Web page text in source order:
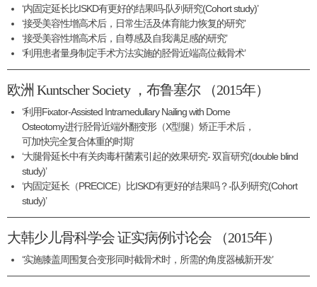
‘内固定延长比ISKD有更好的结果吗-队列研究(Cohort study)’
‘接受美容性增高术后，日常生活及体育能力恢复的研究’
‘接受美容性增高术后，自尊感及自我满足感的研究’
‘利用患者量身制定手术方法实施的胫骨近端高位截骨术’
欧洲 Kuntscher Society ，布鲁塞尔 （2015年）
‘利用Fixator-Assisted Intramedullary Nailing with Dome
Osteotomy进行胫骨近端外翻变形（X型腿）矫正手术后，
可加快完全复合体重的时期’
‘大腿骨延长中有关肉毒杆菌素引起的效果研究- 双盲研究(double blind
study)’
‘内固定延长（PRECICE）比ISKD有更好的结果吗？-队列研究(Cohort
study)’
大韩少儿骨科学会 证实病例讨论会 （2015年）
‘实施膝盖周围复合变形同时截骨术时，所需的角度器械新开发’